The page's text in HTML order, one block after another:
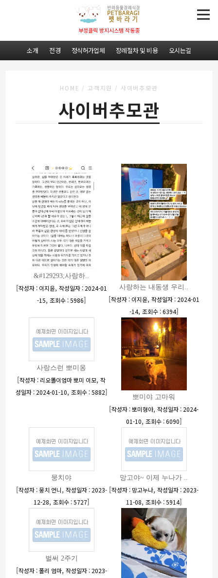
부정클릭 방지시스템 작동중
소개 전경 정식허가업체 장례절차 및 비용 오시는길
HOME /고객지원 / 사이버추모관
사이버추모관
&#129293;사랑하..
[작성자 : 이지윤, 작성일자 : 2024-01
-15, 조회수 : 5986]
사랑하는 내동생 우리..
[작성자 : 이지윤, 작성일자 : 2024-01
-14, 조회수 : 6394]
사랑스런 뽀미옹
[작성자 : 리오똘이엄마 뽀미 이모, 작
성일자 : 2024-01-10, 조회수 : 5882]
뽀미야 고마워
[작성자 : 뽀미형아, 작성일자 : 2024-
01-10, 조회수 : 6090]
뭉치야
[작성자 : 뭉치 언니, 작성일자 : 2023-
12-28, 조회수 : 5727]
망고야~ 이제 누나가 ..
[작성자 : 망고누나, 작성일자 : 2023-
11-08, 조회수 : 5914]
벌써 2주기
[작성자 : 폴리 엄마, 작성일자 : 2023-